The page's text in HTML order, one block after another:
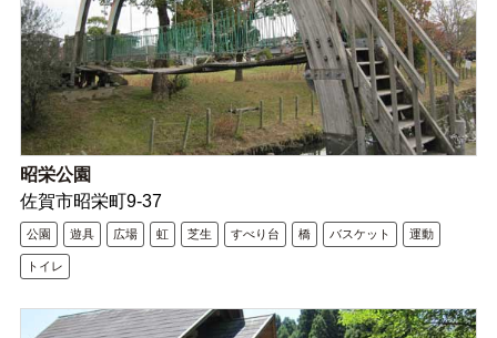
昭栄公園
佐賀市昭栄町9-37
公園 遊具 広場 虹 芝生 すべり台 橋 バスケット 運動
トイレ